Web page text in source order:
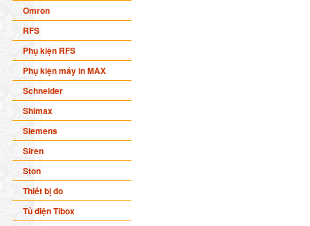
Omron
RFS
Phụ kiện RFS
Phụ kiện máy in MAX
Schneider
Shimax
Siemens
Siren
Ston
Thiết bị đo
Tủ điện Tibox